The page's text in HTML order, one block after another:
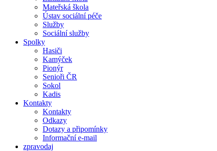
Mateřská škola
Ústav sociální péče
Služby
Sociální služby
Spolky
Hasiči
Kamýček
Pionýr
Senioři ČR
Sokol
Kadis
Kontakty
Kontakty
Odkazy
Dotazy a připomínky
Informační e-mail
zpravodaj